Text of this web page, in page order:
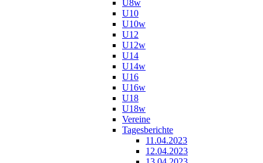
U8w
U10
U10w
U12
U12w
U14
U14w
U16
U16w
U18
U18w
Vereine
Tagesberichte
11.04.2023
12.04.2023